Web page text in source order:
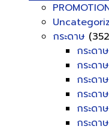
กระดาษ
กระดา
กระดา
กระดา
กระดา
กระดา
กระดา